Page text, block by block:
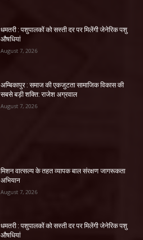
धमतरी : पशुपालकों को सस्ती दर पर मिलेंगी जेनेरिक पशु
औषधियां
August 7, 2026
अम्बिकापुर : समाज की एकजुटता सामाजिक विकास की
सबसे बड़ी शक्ति: राजेश अग्रवाल
August 7, 2026
मिशन वात्सल्य के तहत व्यापक बाल संरक्षण जागरूकता
अभियान
August 7, 2026
धमतरी : पशुपालकों को सस्ती दर पर मिलेंगी जेनेरिक पशु
औषधियां